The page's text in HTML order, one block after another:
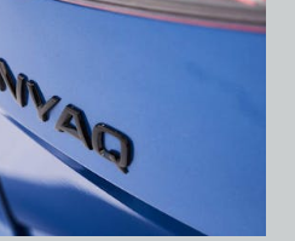
PEAQ